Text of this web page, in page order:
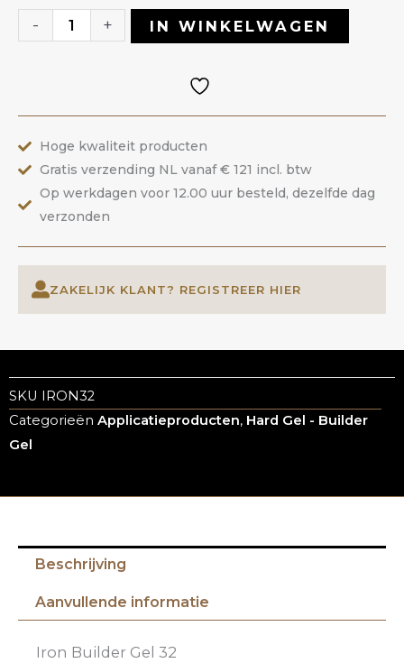
-
Gel
ANOLE
aantal
+ IN WINKELWAGEN
Hoge kwaliteit producten
Gratis verzending NL vanaf € 121 incl. btw
Op werkdagen voor 12.00 uur besteld, dezelfde dag
verzonden
ZAKELIJK KLANT? REGISTREER HIER
SKU
IRON32
Categorieën Applicatieproducten, Hard Gel - Builder
Gel
Beschrijving
Aanvullende informatie
Iron Builder Gel 32